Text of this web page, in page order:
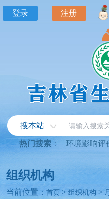
登录 注册
搜本站
热门搜索： 环境影响评
组织机构
当前位置：首页>组织机构 >